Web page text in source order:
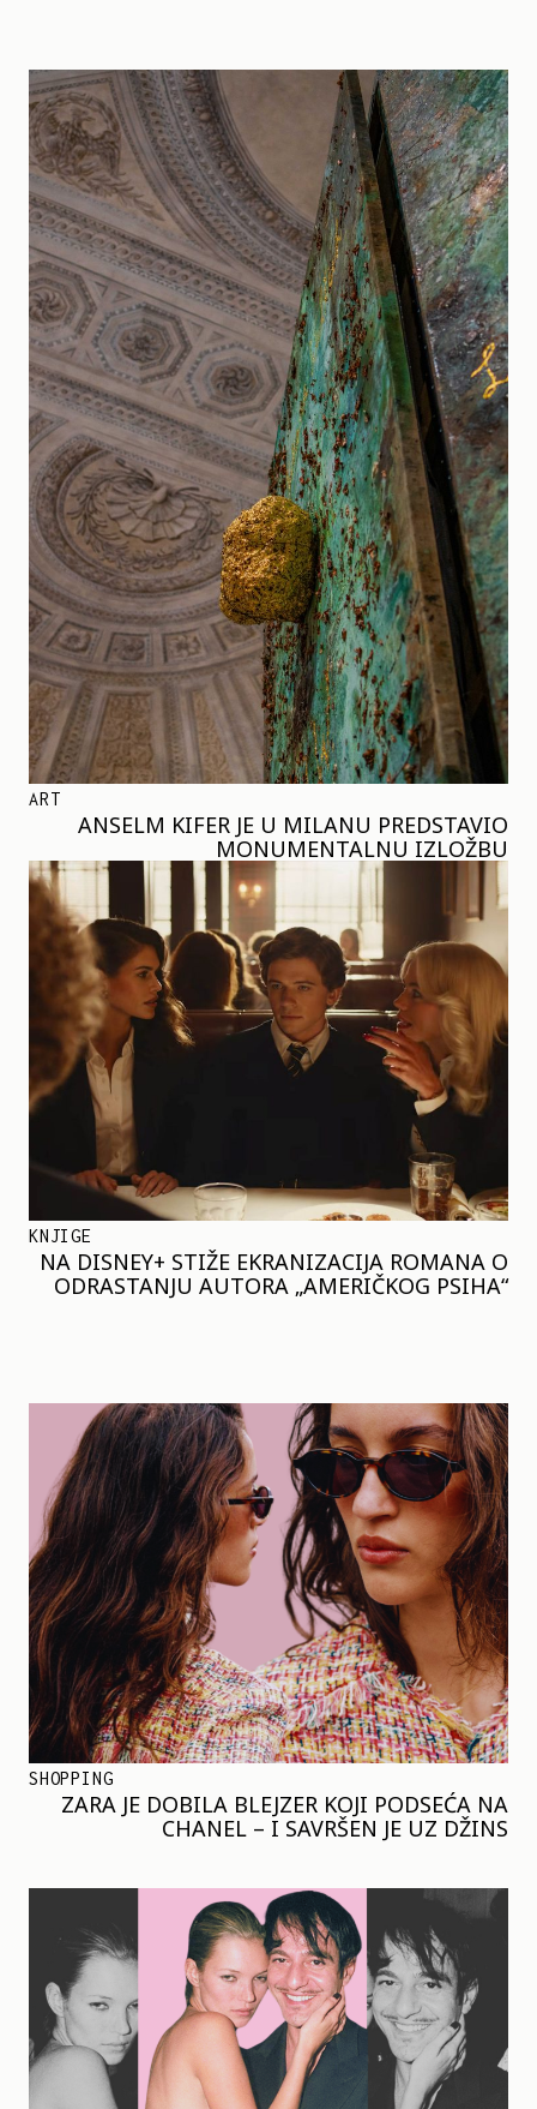
ART
ANSELM KIFER JE U MILANU PREDSTAVIO
MONUMENTALNU IZLOŽBU
KNJIGE
NA DISNEY+ STIŽE EKRANIZACIJA ROMANA O
ODRASTANJU AUTORA „AMERIČKOG PSIHA“
SHOPPING
ZARA JE DOBILA BLEJZER KOJI PODSEĆA NA
CHANEL – I SAVRŠEN JE UZ DŽINS